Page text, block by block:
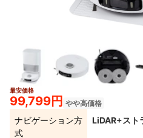
最安価格
99,799円 やや高価格
ナビゲーション方
式
LiDAR+スト